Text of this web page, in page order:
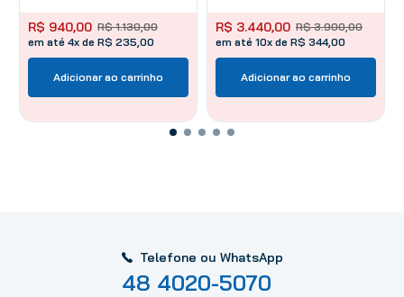
R$ 1.130,00
R$ 940,00
em até 4x de R$ 235,00
Adicionar ao carrinho
R$ 3.900,00
R$ 3.440,00
em até 10x de R$ 344,00
Adicionar ao carrinho
Telefone ou WhatsApp
48 4020-5070